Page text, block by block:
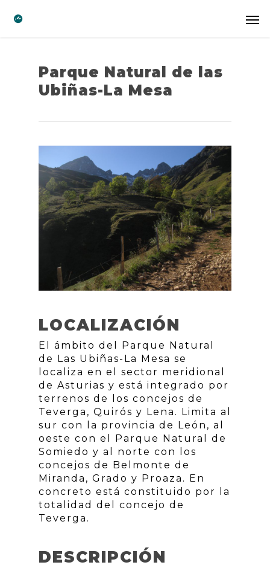
Parque Natural de las
Ubiñas-La Mesa
LOCALIZACIÓN
El ámbito del Parque Natural
de Las Ubiñas-La Mesa se
localiza en el sector meridional
de Asturias y está integrado por
terrenos de los concejos de
Teverga, Quirós y Lena. Limita al
sur con la provincia de León, al
oeste con el Parque Natural de
Somiedo y al norte con los
concejos de Belmonte de
Miranda, Grado y Proaza. En
concreto está constituido por la
totalidad del concejo de
Teverga.
DESCRIPCIÓN